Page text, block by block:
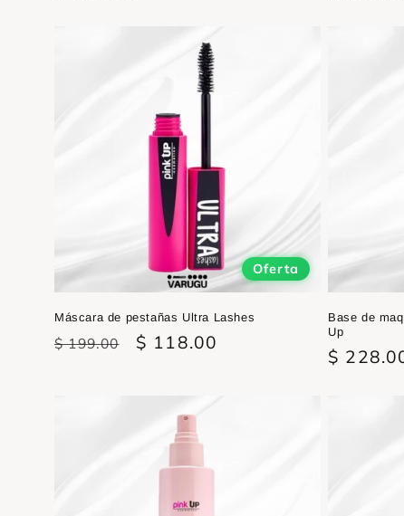
Oferta
Máscara de pestañas Ultra Lashes
Precio
$ 199.00
Precio
$ 118.00
Base de
Up
Precio
$